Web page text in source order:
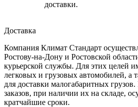
доставки.
Доставка
Компания Климат Стандарт
Ростову-на-Дону и Ростовской
курьерской службы. Для этих целей
легковых и грузовых автомобилей, а
для доставки малогабаритных
заказов, при наличии их на складе,
кратчайшие сроки.